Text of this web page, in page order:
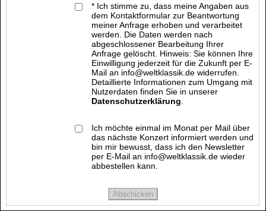
* Ich stimme zu, dass meine Angaben aus
dem Kontaktformular zur Beantwortung
meiner Anfrage erhoben und verarbeitet
werden. Die Daten werden nach
abgeschlossener Bearbeitung Ihrer
Anfrage gelöscht. Hinweis: Sie können Ihre
Einwilligung jederzeit für die Zukunft per E-
Mail an info@weltklassik.de widerrufen.
Detaillierte Informationen zum Umgang mit
Nutzerdaten finden Sie in unserer
Datenschutzerklärung
Ich möchte einmal im Monat per Mail über
das nächste Konzert informiert werden und
bin mir bewusst, dass ich den Newsletter
per E-Mail an info@weltklassik.de wieder
abbestellen kann.